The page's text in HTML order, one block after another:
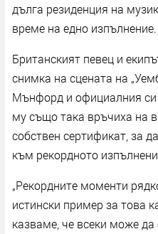
дълга резиденция на
време на едно изпълнение.
Британският певец и
снимка на сцената на
Мънфорд и официалния си
му също така връчиха на
собствен сертификат, за
към рекордното
„Рекордните моменти
истински пример за това
казваме, че всеки може да